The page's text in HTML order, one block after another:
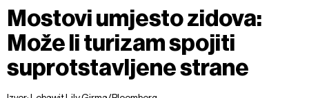
Mostovi umjesto zidova:
Može li turizam spojiti
suprotstavljene strane